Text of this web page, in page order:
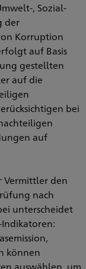
, Sozial-
der
Korruption
auf Basis
gestellten
auf die
bei
auf
Vermittler den
nach
unterscheidet
können
auswählen, um